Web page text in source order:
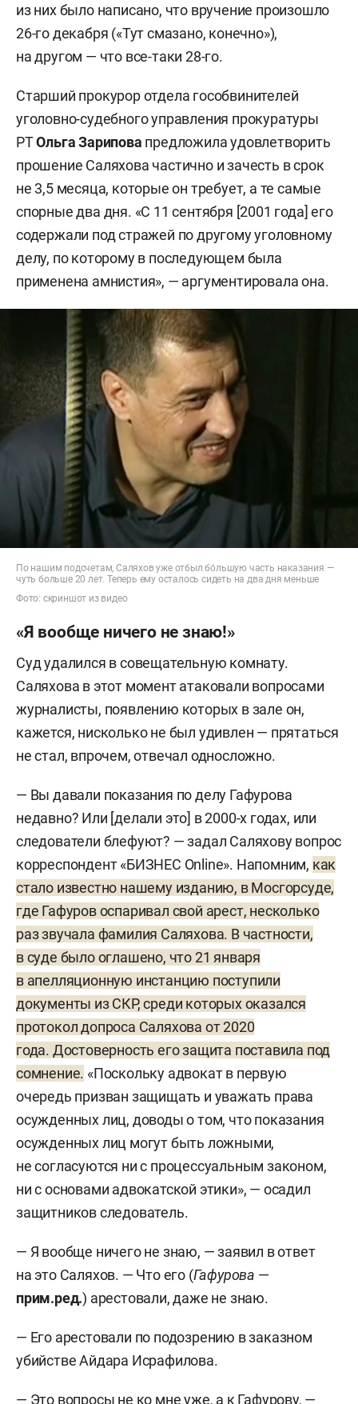
из них было написано, что вручение произошло
26-го декабря («Тут смазано, конечно»),
на другом — что все-таки 28-го.
Старший прокурор отдела гособвинителей
уголовно-судебного управления прокуратуры
РТОльга Зарипова предложила удовлетворить
прошение Саляхова частично и зачесть в срок
не 3,5 месяца, которые он требует, а те самые
спорные два дня. «С 11 сентября [2001 года] его
содержали под стражей по другому уголовному
делу, по которому в последующем была
применена амнистия», — аргументировала она.
По нашим подсчетам, Саляхов уже отбыл бо́льшую часть наказания —
чуть больше 20 лет. Теперь ему осталось сидеть на два дня меньше
Фото: скриншот из видео
«Я вообще ничего не знаю!»
Суд удалился в совещательную комнату.
Саляхова в этот момент атаковали вопросами
журналисты, появлению которых в зале он,
кажется, нисколько не был удивлен — прятаться
не стал, впрочем, отвечал односложно.
— Вы давали показания по делу Гафурова
недавно? Или [делали это] в 2000-х годах, или
следователи блефуют? — задал Саляхову вопрос
корреспондент «БИЗНЕС Online». Напомним, как
стало известно нашему изданию, в Мосгорсуде,
где Гафуров оспаривал свой арест, несколько
раз звучала фамилия Саляхова. В частности,
в суде было оглашено, что 21 января
в апелляционную инстанцию поступили
документы из СКР, среди которых оказался
протокол допроса Саляхова от 2020
года. Достоверность его защита поставила под
сомнение. «Поскольку адвокат в первую
очередь призван защищать и уважать права
осужденных лиц, доводы о том, что показания
осужденных лиц могут быть ложными,
не согласуются ни с процессуальным законом,
ни с основами адвокатской этики», — осадил
защитников следователь.
— Я вообще ничего не знаю, — заявил в ответ
на это Саляхов. — Что его (Гафурова —
прим.ред.) арестовали, даже не знаю.
— Его арестовали по подозрению в заказном
убийстве Айдара Исрафилова.
— Это вопросы не ко мне уже, а к Гафурову, —